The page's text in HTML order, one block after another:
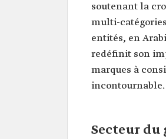
soutenant la
multi-
entités, en
redéfinit son
marques à
incontournable.
Secteur du